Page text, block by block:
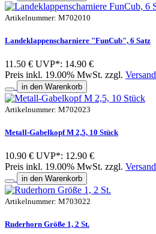
Artikelnummer: M702010
Landeklappenscharniere "FunCub", 6 Satz
11.50 € UVP*: 14.90 €
Preis inkl. 19.00% MwSt. zzgl. Versand
in den Warenkorb
Artikelnummer: M702023
Metall-Gabelkopf M 2,5, 10 Stück
10.90 € UVP*: 12.90 €
Preis inkl. 19.00% MwSt. zzgl. Versand
in den Warenkorb
Artikelnummer: M703022
Ruderhorn Größe 1, 2 St.